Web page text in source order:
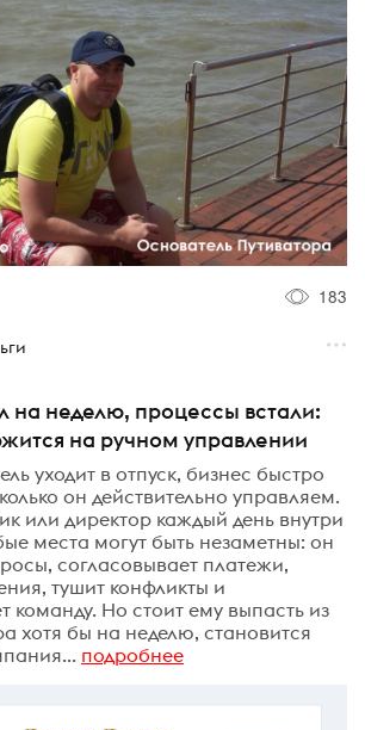
183
на неделю, процессы встали:
на ручном управлении
уходит в отпуск, бизнес быстро
он действительно управляем.
или директор каждый день внутри
места могут быть незаметны: он
согласовывает платежи,
тушит конфликты и
команду. Но стоит ему выпасть из
хотя бы на неделю, становится
подробнее